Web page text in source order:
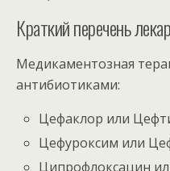
Краткий перечень
Медикаментозная
антибиотиками:
Цефаклор или
Цефуроксим или
Ципрофлоксацин